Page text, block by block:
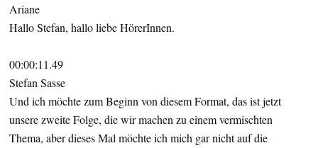
Ariane
Hallo Stefan, hallo liebe HörerInnen.
00:00:11.49
Stefan Sasse
Und ich möchte zum Beginn von diesem Format, das ist jetzt
unsere zweite Folge, die wir machen zu einem vermischten
Thema, aber dieses Mal möchte ich mich gar nicht auf die